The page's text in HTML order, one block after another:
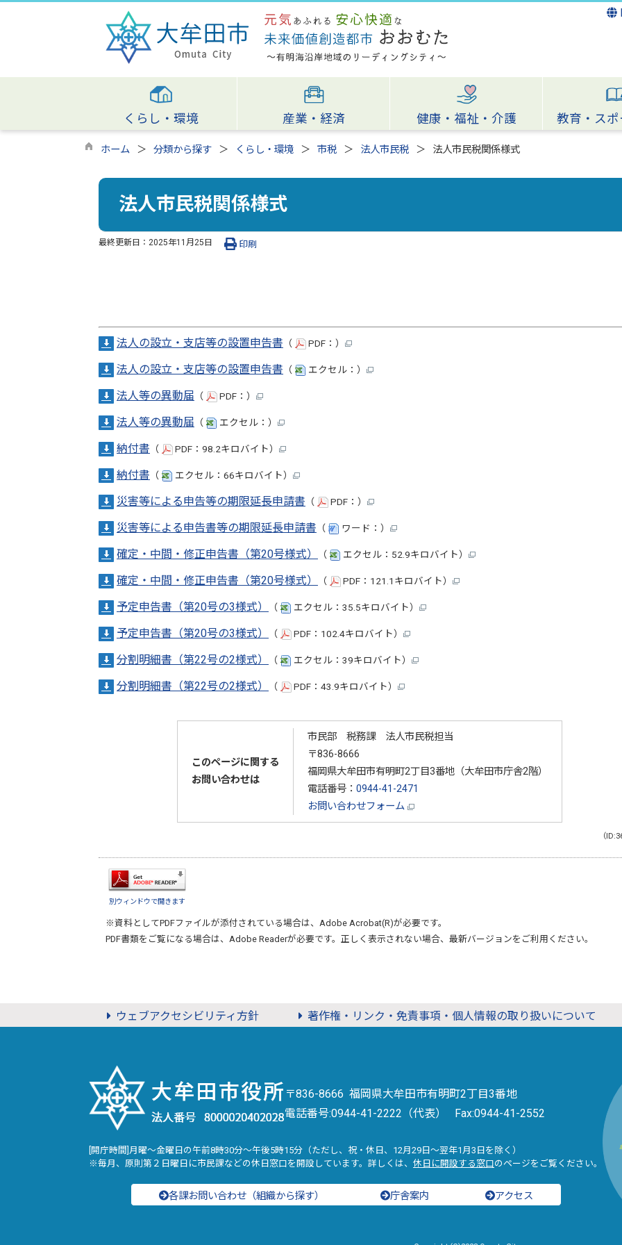
くらし・環境 産業・経済 健康・福祉・介護 教育・ス
ホーム 分類から探す くらし・環境 市税 法人市民税 法人市民税関係様式
法人市民税関係様式
最終更新日： 2025年11月25日 印刷
法人の設立・支店等の設置申告書 （ PDF：）
法人の設立・支店等の設置申告書 （ エクセル：）
法人等の異動届 （ PDF：）
法人等の異動届 （ エクセル：）
納付書 （ PDF：98.2キロバイト）
納付書 （ エクセル：66キロバイト）
災害等による申告等の期限延長申請書 （ PDF：）
災害等による申告書等の期限延長申請書 （ ワード：）
確定・中間・修正申告書（第20号様式） （ エクセル：52.9キロバイト）
確定・中間・修正申告書（第20号様式） （ PDF：121.1キロバイト）
予定申告書（第20号の3様式） （ エクセル：35.5キロバイト）
予定申告書（第20号の3様式） （ PDF：102.4キロバイト）
分割明細書（第22号の2様式） （ エクセル：39キロバイト）
分割明細書（第22号の2様式） （ PDF：43.9キロバイト）
このページに関する
お問い合わせは
市民部 税務課 法人市民税担当
〒836-8666
福岡県大牟田市有明町2丁目3番地（大牟田市庁舎2階）
電話番号： 0944-41-2471
お問い合わせフォーム
（
別ウィンドウで開きます
※資料としてPDFファイルが添付されている場合は、 Adobe Acrobat(R)が必要です。
PDF書類をご覧になる場合は、 Adobe Readerが必要です。正しく表示されない場合、最新バージョンをご利用ください。
ウェブアクセシビリティ方針 著作権・リンク・免責事項・個人情報の取り扱いについて
〒836-8666 福岡県大牟田市有明町2丁目3番地
電話番号:0944-41-2222（代表） Fax:0944-41-2552
[開庁時間]月曜～金曜日の午前8時30分～午後5時15分（ただし、祝・休日、12月29日～翌年1月3日を除く）
※毎月、原則第２日曜日に市民課などの休日窓口を開設しています。詳しくは、 休日に開設する窓口のページをご覧ください。
各課お問い合わせ（組織から探す） 庁舎案内 アクセス